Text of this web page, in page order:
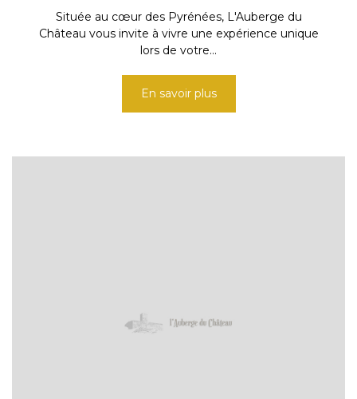
Située au cœur des Pyrénées, L'Auberge du
Château vous invite à vivre une expérience unique
lors de votre...
En savoir plus